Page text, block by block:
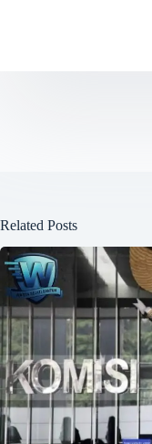
Related Posts